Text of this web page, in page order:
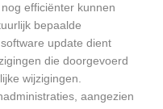
efficiënter kunnen
bepaalde
update dient
die doorgevoerd
wijzigingen.
aangezien